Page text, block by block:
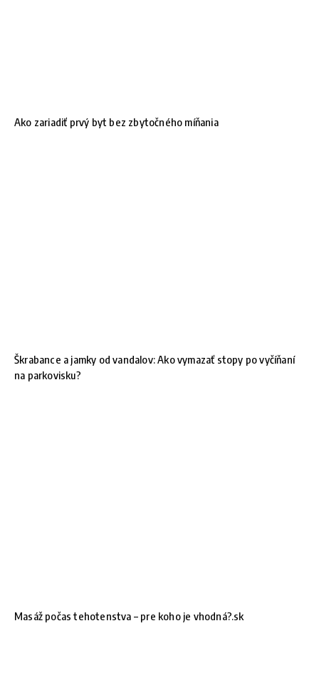
Ako zariadiť prvý byt bez zbytočného míňania
Škrabance a jamky od vandalov: Ako vymazať stopy po vyčíňaní
na parkovisku?
Masáž počas tehotenstva – pre koho je vhodná?.sk